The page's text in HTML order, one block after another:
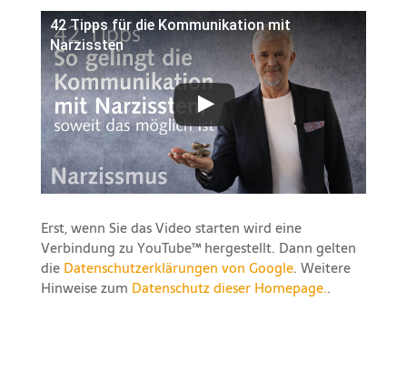
42 Tipps für die Kommunikation mit
Narzissten
Erst, wenn Sie das Video starten wird eine
Verbindung zu YouTube™ hergestellt. Dann gelten
die Datenschutzerklärungen von Google. Weitere
Hinweise zum Datenschutz dieser Homepage..